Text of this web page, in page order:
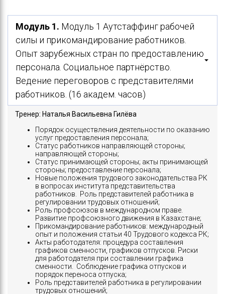
Модуль 1. Модуль 1 Аутстаффинг рабочей
силы и прикомандирование работников.
Опыт зарубежных стран по предоставлению
персонала. Социальное партнёрство.
Ведение переговоров с представителями
работников. (16 академ. часов)
Тренер: Наталья Васильевна Гилёва
Порядок осуществления деятельности по оказанию
услуг предоставления персонала;
Статус работников направляющей стороны;
направляющей стороны;
Статус принимающей стороны; акты принимающей
стороны; предоставление персонала;
Новые положения трудового законодательства РК
в вопросах института представительства
работников. Роль представителей работника в
регулировании трудовых отношений;
Роль профсоюзов в международном праве.
Развитие профсоюзного движения в Казахстане;
Прикомандирование работников: международный
опыт и положения статьи 40 Трудового кодекса РК;
Акты работодателя: процедура составления
графиков сменности, графиков отпусков. Риски
для работодателя при составлении графика
сменности. Соблюдение графика отпусков и
порядок переноса отпуска;
Роль представителей работника в регулировании
трудовых отношений;